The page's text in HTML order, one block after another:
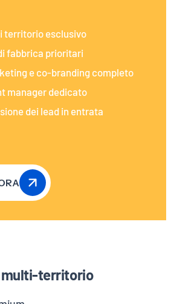
territorio esclusivo
fabbrica prioritari
e co-branding completo
manager dedicato
dei lead in entrata
territorio